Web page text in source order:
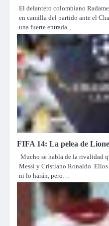
El delantero colombiano
en camilla del partido ante el
una fuerte entrada…
FIFA 14: La pelea de
Mucho se habla de la rivalidad
Messi y Cristiano Ronaldo.
ni lo harán, pero…